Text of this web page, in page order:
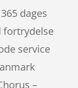
dages
fortrydelse
service
–